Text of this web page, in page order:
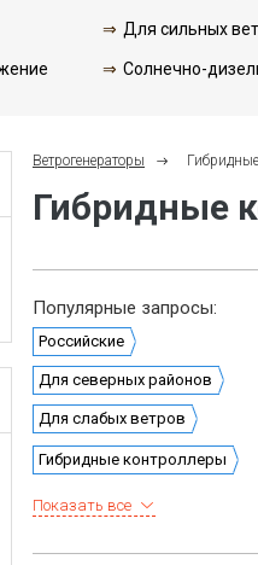
Для сильных
Солнечно-
Ветрогенераторы
Гибридные
Популярные запросы:
Российские
Для северных районов
Для слабых ветров
Гибридные контроллеры
Показать все